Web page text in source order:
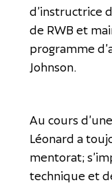
d’instructrice
de RWB et
programme
Johnson.
Au cours
Léonard a
mentorat;
technique et